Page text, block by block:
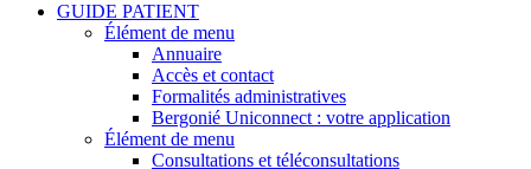
GUIDE PATIENT
Élément de menu
Annuaire
Accès et contact
Formalités administratives
Bergonié Uniconnect : votre application
Élément de menu
Consultations et téléconsultations